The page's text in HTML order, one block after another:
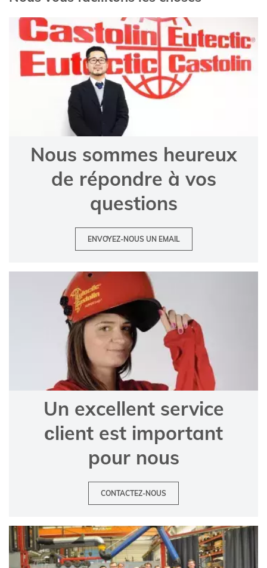
Nous sommes heureux
de répondre à vos
questions
ENVOYEZ-NOUS UN EMAIL
Un excellent service
сlient est important
pour nous
CONTACTEZ-NOUS